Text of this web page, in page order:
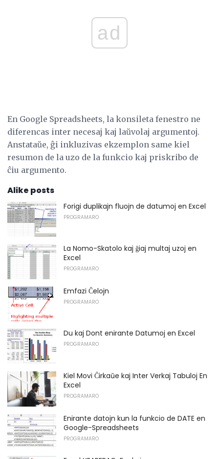
ad
En Google Spreadsheets, la konsileta fenestro ne
diferencas inter necesaj kaj laŭvolaj argumentoj.
Anstataŭe, ĝi inkluzivas ekzemplon same kiel
resumon de la uzo de la funkcio kaj priskribo de
ĉiu argumento.
Alike posts
Forigi duplikajn fluojn de datumoj en Excel
PROGRAMARO
La Nomo-Skatolo kaj ĝiaj multaj uzoj en
Excel
PROGRAMARO
Emfazi Ĉelojn
PROGRAMARO
Du kaj Dont enirante Datumoj en Excel
PROGRAMARO
Kiel Movi Ĉirkaŭe kaj Inter Verkaj Tabuloj En
Excel
PROGRAMARO
Enirante datojn kun la funkcio de DATE en
Google-Spreadsheets
PROGRAMARO